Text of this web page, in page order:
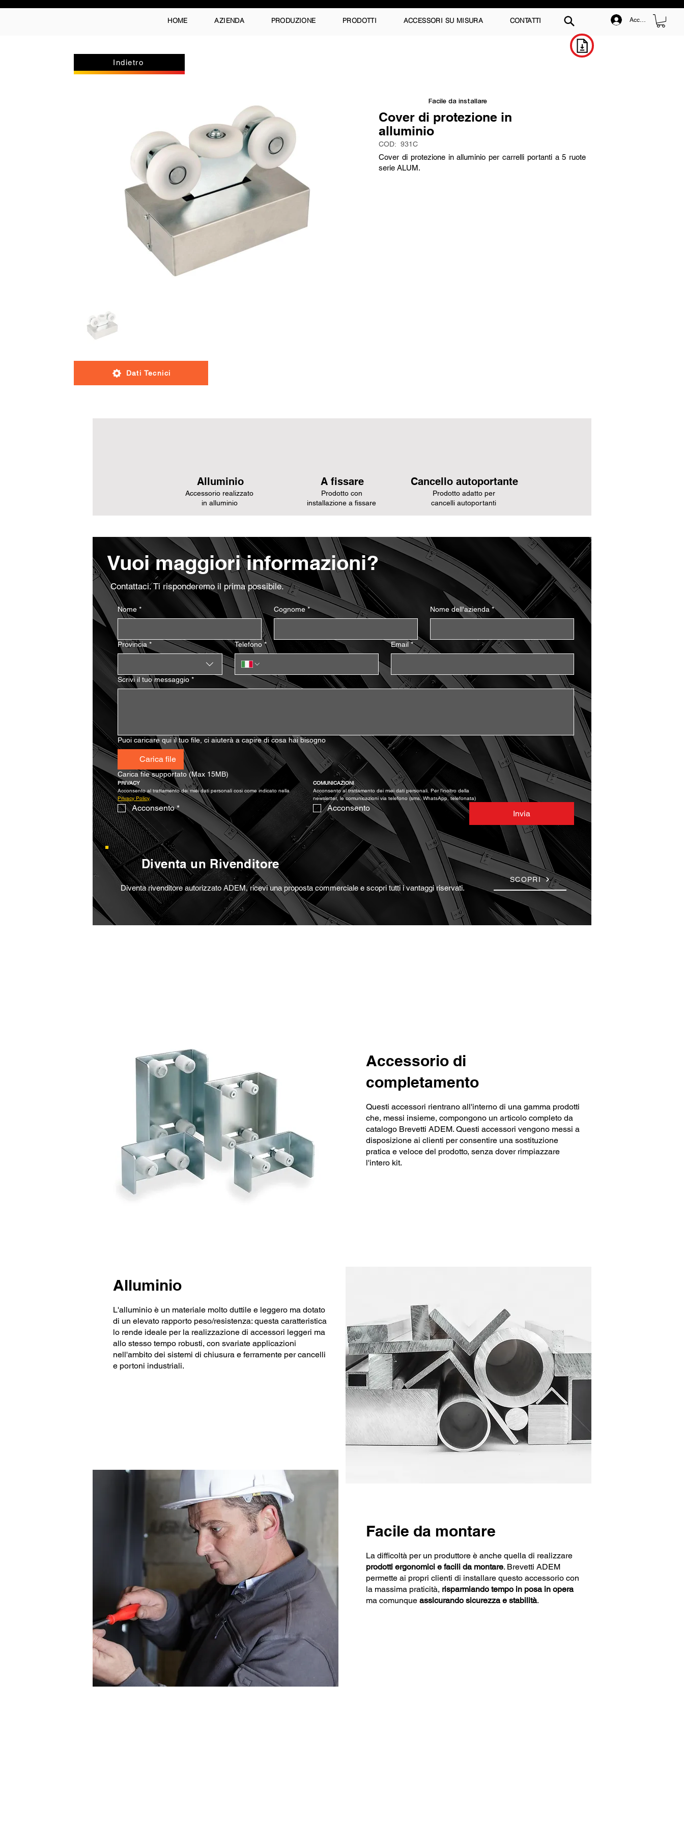
Accedi
HOME AZIENDA PRODUZIONE PRODOTTI ACCESSORI SU MISURA CONTATTI
Indietro
Dati Tecnici
Facile da installare
Cover di protezione in
alluminio
COD: 931C
Cover di protezione in alluminio per carrelli portanti a 5 ruote
serie ALUM.
Alluminio
Accessorio realizzato
in alluminio
A fissare
Prodotto con
installazione a fissare
Cancello autoportante
Prodotto adatto per
cancelli autoportanti
Vuoi maggiori informazioni?
Contattaci. Ti risponderemo il prima possibile.
Nome * Cognome * Nome dell'azienda *
Provincia * Telefono * Email *
Scrivi il tuo messaggio *
Puoi caricare qui il tuo file, ci aiuterà a capire di cosa hai bisogno
Carica file
Carica file supportato (Max 15MB)
PRIVACY
Acconsento al trattamento dei miei dati personali così come indicato nella
Privacy Policy.
COMUNICAZIONI
Acconsento al trattamento dei miei dati personali. Per l’inoltro della
newsletter, le comunicazioni via telefono (sms, WhatsApp, telefonata)
Acconsento * Acconsento
Invia
Diventa un Rivenditore
Diventa rivenditore autorizzato ADEM, ricevi una proposta commerciale e scopri tutti i vantaggi riservati.
SCOPRI
Alluminio
L'alluminio è un materiale molto duttile e leggero ma dotato
di un elevato rapporto peso/resistenza: questa caratteristica
lo rende ideale per la realizzazione di accessori leggeri ma
allo stesso tempo robusti, con svariate applicazioni
nell'ambito dei sistemi di chiusura e ferramente per cancelli
e portoni industriali.
Accessorio di
completamento
Questi accessori rientrano all'interno di una gamma prodotti
che, messi insieme, compongono un articolo completo da
catalogo Brevetti ADEM. Questi accessori vengono messi a
disposizione ai clienti per consentire una sostituzione
pratica e veloce del prodotto, senza dover rimpiazzare
l'intero kit.
Facile da montare
La difficoltà per un produttore è anche quella di realizzare
prodotti ergonomici e facili da montare. Brevetti ADEM
permette ai propri clienti di installare questo accessorio con
la massima praticità, risparmiando tempo in posa in opera
ma comunque assicurando sicurezza e stabilità.